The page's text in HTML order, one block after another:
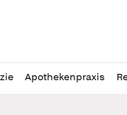
Apothekenpraxis